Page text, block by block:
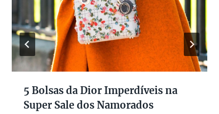
5 Bolsas da Dior Imperdíveis na
Super Sale dos Namorados